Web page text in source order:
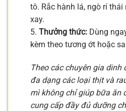
tô. Rắc hành lá, ngò rí thái
xay.
5. Thưởng thức: Dùng
kèm theo tương ớt hoặc
Theo các chuyên gia dinh
đa dạng các loại thịt và
mì không chỉ giúp bữa ăn
cung cấp đầy đủ dưỡng